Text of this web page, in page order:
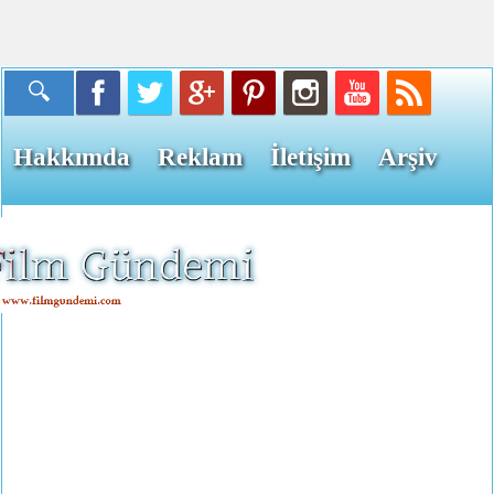
Hakkımda Reklam İletişim Arşiv